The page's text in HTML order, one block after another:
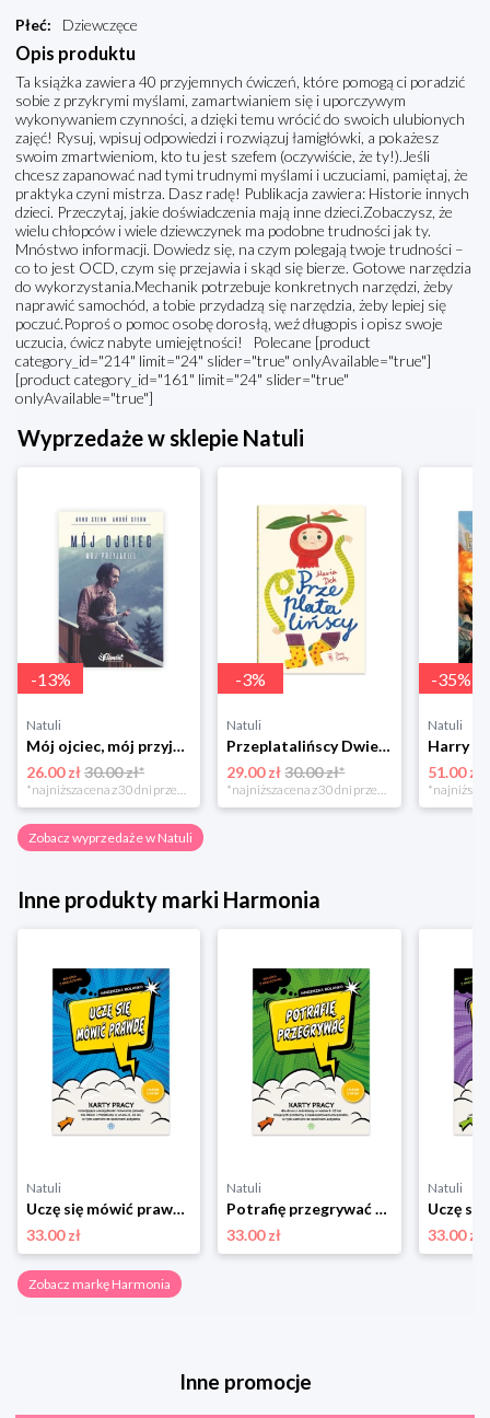
Płeć: Dziewczęce
Opis produktu
Ta książka zawiera 40 przyjemnych ćwiczeń, które pomogą ci poradzić
sobie z przykrymi myślami, zamartwianiem się i uporczywym
wykonywaniem czynności, a dzięki temu wrócić do swoich ulubionych
zajęć! Rysuj, wpisuj odpowiedzi i rozwiązuj łamigłówki, a pokażesz
swoim zmartwieniom, kto tu jest szefem (oczywiście, że ty!).Jeśli
chcesz zapanować nad tymi trudnymi myślami i uczuciami, pamiętaj, że
praktyka czyni mistrza. Dasz radę! Publikacja zawiera: Historie innych
dzieci. Przeczytaj, jakie doświadczenia mają inne dzieci.Zobaczysz, że
wielu chłopców i wiele dziewczynek ma podobne trudności jak ty.
Mnóstwo informacji. Dowiedz się, na czym polegają twoje trudności –
co to jest OCD, czym się przejawia i skąd się bierze. Gotowe narzędzia
do wykorzystania.Mechanik potrzebuje konkretnych narzędzi, żeby
naprawić samochód, a tobie przydadzą się narzędzia, żeby lepiej się
poczuć.Poproś o pomoc osobę dorosłą, weź długopis i opisz swoje
uczucia, ćwicz nabyte umiejętności! Polecane [product
category_id="214" limit="24" slider="true" onlyAvailable="true"]
[product category_id="161" limit="24" slider="true"
onlyAvailable="true"]
Wyprzedaże w sklepie Natuli
-13%
Natuli
Mój ojciec, mój przyjaciel Element
26.00 zł30.00 zł*
*najniższa cena z 30 dni przed obniżką
-3%
Natuli
Przeplatalińscy Dwie siostry
29.00 zł 30.00 zł*
*najniższa cena z 30 dni przed obniżką
-35%
Natuli
51.00 zł
Zobacz wyprzedaże w Natuli
Inne produkty marki Harmonia
Natuli
Uczę się mówić prawdę karty pracy rozwijające umiejętność mówienia prawdy dla dzieci i młodzieży w wieku 8−15 lat w tym uczniów ze spektrum autyzmu Harmonia
33.00 zł
Natuli
Potrafię przegrywać karty pracy dla dzieci i młodzieży w wieku 8−15 lat mających problemy z zaakceptowaniem porażki w tym uczniów ze spektrum autyzmu Harmonia
33.00 zł
Natuli
33.00 zł
Zobacz markę Harmonia
Inne promocje